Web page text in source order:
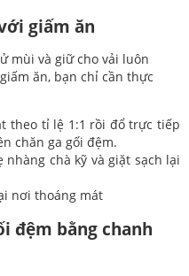
giấm ăn
mùi và giữ cho vải luôn
ăn, bạn chỉ cần thực
theo tỉ lệ 1:1 rồi đổ trực tiếp
chăn ga gối đệm.
chà kỹ và giặt sạch lại
nơi thoáng mát
đệm bằng chanh